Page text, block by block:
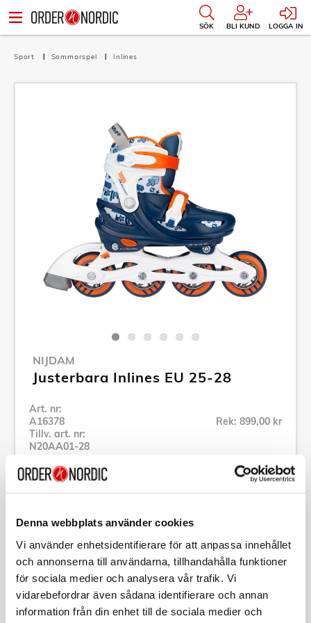
Denna webbplats använder cookies
Vi använder enhetsidentifierare för att anpassa innehållet
och annonserna till användarna, tillhandahålla funktioner
för sociala medier och analysera vår trafik. Vi
vidarebefordrar även sådana identifierare och annan
information från din enhet till de sociala medier och
SÖK BLI KUND LOGGA IN
Sport Sommarspel Inlines
NIJDAM
Justerbara Inlines EU 25-28
Art. nr:
A16378
Tillv. art. nr:
N20AA01-28
Rek: 899,00 kr
Specifikation
Beskrivning
Art. nr:A16378
Tillv. art. nr:N20AA01-